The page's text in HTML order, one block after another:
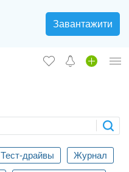
Завантажити
Тест-драйвы Журнал